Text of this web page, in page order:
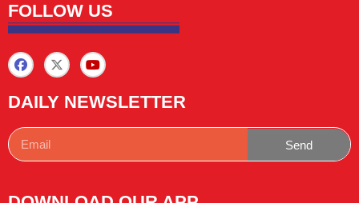
FOLLOW US
DAILY NEWSLETTER
Send